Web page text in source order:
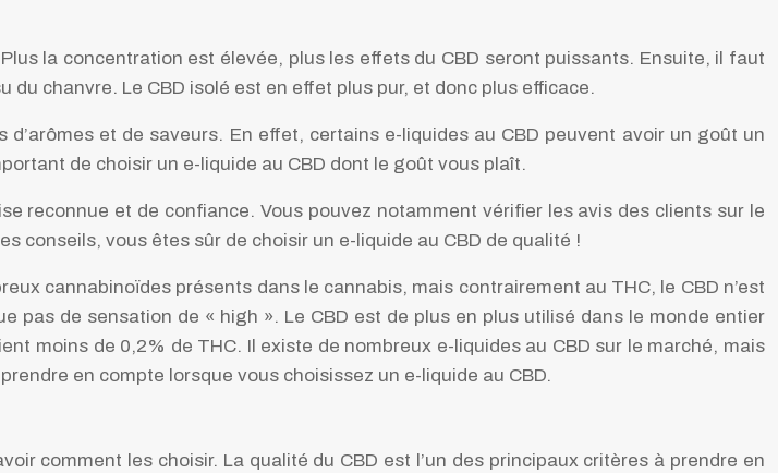
la concentration est élevée, plus les effets du CBD seront puissants. Ensuite, il faut
du chanvre. Le CBD isolé est en effet plus pur, et donc plus efficace.
et de saveurs. En effet, certains e-liquides au CBD peuvent avoir un goût un
de choisir un e-liquide au CBD dont le goût vous plaît.
reconnue et de confiance. Vous pouvez notamment vérifier les avis des clients sur le
conseils, vous êtes sûr de choisir un e-liquide au CBD de qualité !
cannabinoïdes présents dans le cannabis, mais contrairement au THC, le CBD n’est
pas de sensation de « high ». Le CBD est de plus en plus utilisé dans le monde entier
moins de 0,2% de THC. Il existe de nombreux e-liquides au CBD sur le marché, mais
en compte lorsque vous choisissez un e-liquide au CBD.
comment les choisir. La qualité du CBD est l’un des principaux critères à prendre en